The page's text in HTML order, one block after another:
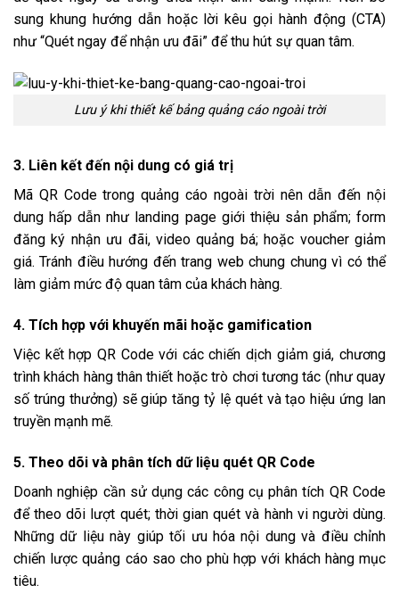
sung khung hướng dẫn hoặc lời kêu gọi hành động (CTA)
như “Quét ngay để nhận ưu đãi” để thu hút sự quan tâm.
Lưu ý khi thiết kế bảng quảng cáo ngoài trời
3. Liên kết đến nội dung có giá trị
Mã QR Code trong quảng cáo ngoài trời nên dẫn đến nội
dung hấp dẫn như landing page giới thiệu sản phẩm; form
đăng ký nhận ưu đãi, video quảng bá; hoặc voucher giảm
giá. Tránh điều hướng đến trang web chung chung vì có thể
làm giảm mức độ quan tâm của khách hàng.
4. Tích hợp với khuyến mãi hoặc gamification
Việc kết hợp QR Code với các chiến dịch giảm giá, chương
trình khách hàng thân thiết hoặc trò chơi tương tác (như quay
số trúng thưởng) sẽ giúp tăng tỷ lệ quét và tạo hiệu ứng lan
truyền mạnh mẽ.
5. Theo dõi và phân tích dữ liệu quét QR Code
Doanh nghiệp cần sử dụng các công cụ phân tích QR Code
để theo dõi lượt quét; thời gian quét và hành vi người dùng.
Những dữ liệu này giúp tối ưu hóa nội dung và điều chỉnh
chiến lược quảng cáo sao cho phù hợp với khách hàng mục
tiêu.